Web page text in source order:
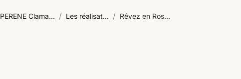
PERENE Clama... / Les réalisat... / Rêvez en Ros...